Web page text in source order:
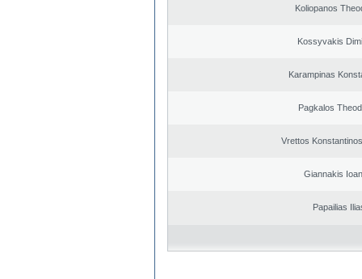
Koliopanos
Kossyvakis
Karampinas
Pagkalos
Vrettos
Giannakis
Papailias